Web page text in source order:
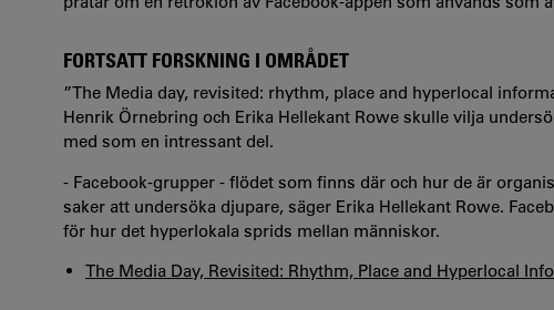
FORTSATT FORSKNING I OMRÅDET
”The Media day, revisited: rhythm, place and hyperlocal
Henrik Örnebring och Erika Hellekant Rowe skulle vilja
med som en intressant del.
- Facebook-grupper - flödet som finns där och hur de är
saker att undersöka djupare, säger Erika Hellekant Rowe.
för hur det hyperlokala sprids mellan människor.
The Media Day, Revisited: Rhythm, Place and Hyperlocal